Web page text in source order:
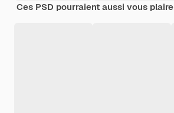
Ces PSD pourraient aussi vous plaire